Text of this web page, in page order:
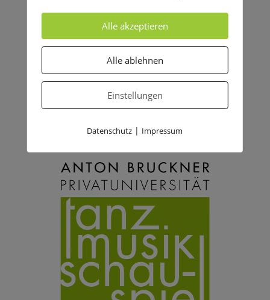
Alle akzeptieren
Alle ablehnen
Einstellungen
Datenschutz | Impressum